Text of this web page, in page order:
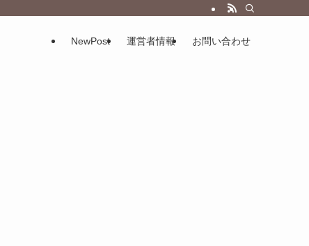
NewPost 運営者情報 お問い合わせ